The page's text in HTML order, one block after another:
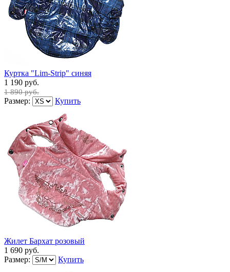
Куртка "Lim-Strip" синяя
1 190 руб.
1 890 руб.
Размер: Купить
Жилет Бархат розовый
1 690 руб.
Размер:
Купить